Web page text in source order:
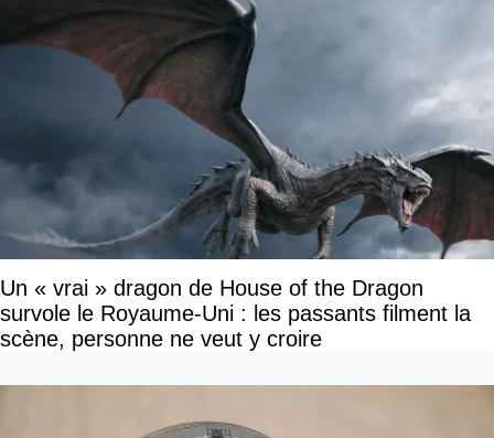
Un « vrai » dragon de House of the Dragon
survole le Royaume-Uni : les passants filment la
scène, personne ne veut y croire